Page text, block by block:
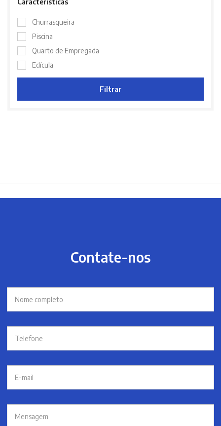
Características
Churrasqueira
Piscina
Quarto de Empregada
Edícula
Filtrar
Contate-nos